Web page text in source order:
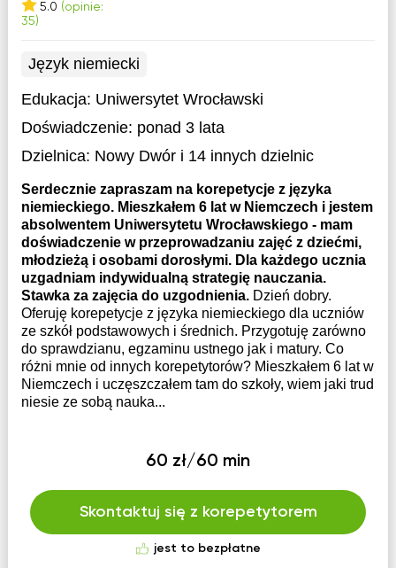
5.0 (opinie:
35)
Język niemiecki
Edukacja: Uniwersytet Wrocławski
Doświadczenie: ponad 3 lata
Dzielnica: Nowy Dwóri 14 innych dzielnic
Serdecznie zapraszam na korepetycje z języka
niemieckiego. Mieszkałem 6 lat w Niemczech i jestem
absolwentem Uniwersytetu Wrocławskiego - mam
doświadczenie w przeprowadzaniu zajęć z dziećmi,
młodzieżą i osobami dorosłymi. Dla każdego ucznia
uzgadniam indywidualną strategię nauczania.
Stawka za zajęcia do uzgodnienia. Dzień dobry.
Oferuję korepetycje z języka niemieckiego dla uczniów
ze szkół podstawowych i średnich. Przygotuję zarówno
do sprawdzianu, egzaminu ustnego jak i matury. Co
różni mnie od innych korepetytorów? Mieszkałem 6 lat w
Niemczech i uczęszczałem tam do szkoły, wiem jaki trud
niesie ze sobą nauka...
60 zł/60 min
Skontaktuj się z korepetytorem
jest to bezpłatne